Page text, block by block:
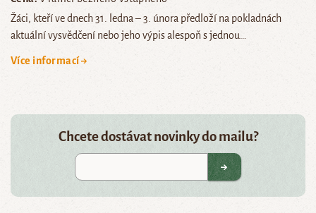
Žáci, kteří ve dnech 31. ledna – 3. února předloží na pokladnách
aktuální vysvědčení nebo jeho výpis alespoň s jednou…
Více informací →
Chcete dostávat novinky do mailu?